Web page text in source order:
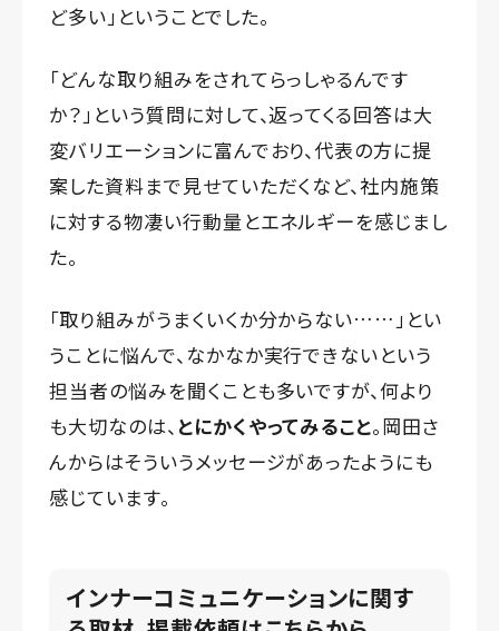
ど多い」ということでした。
「どんな取り組みをされてらっしゃるんです
か？」という質問に対して、返ってくる回答は大
変バリエーションに富んでおり、代表の方に提
案した資料まで見せていただくなど、社内施策
に対する物凄い行動量とエネルギーを感じまし
た。
「取り組みがうまくいくか分からない……」とい
うことに悩んで、なかなか実行できないという
担当者の悩みを聞くことも多いですが、何より
も大切なのは、 とにかくやってみること。岡田さ
んからはそういうメッセージがあったようにも
感じています。
インナーコミュニケーションに関す